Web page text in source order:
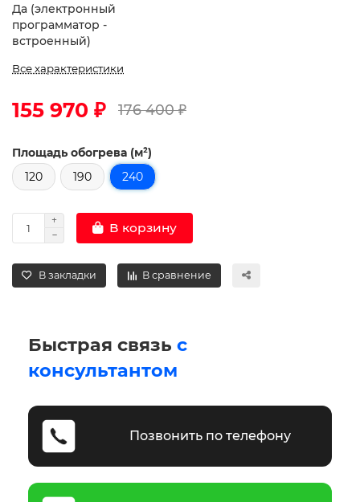
Да (электронный
программатор -
встроенный)
Все характеристики
155 970 ₽ 176 400 ₽
Площадь обогрева (м²)
120
190 240
В корзину
В закладки В сравнение
Быстрая связь с
консультантом
Позвонить по телефону